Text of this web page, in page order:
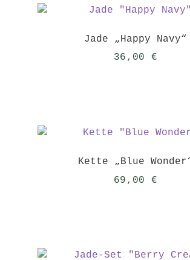
Jade „Happy Navy“
36,00 €
Kette „Blue
69,00 €